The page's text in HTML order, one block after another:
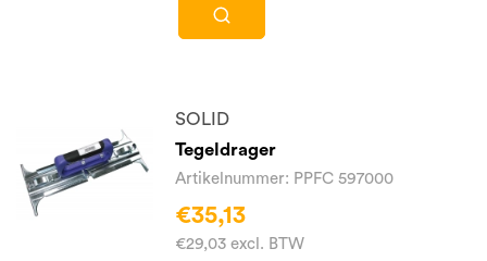
SOLID
Tegeldrager
Artikelnummer: PPFC 597000
€35,13
€29,03 excl. BTW